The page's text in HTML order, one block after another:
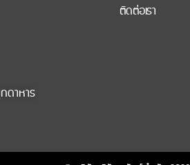
าหาร
ติดต่อเรา